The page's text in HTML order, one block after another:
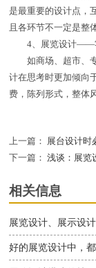
是最重要的设计点，
且各环节不一定是整
4、展览设计——
如商场、超市、专
计在思考时更加倾向
费，陈列形式，整体
上一篇：
展台设计时
下一篇： 浅谈：展览
相关信息
展览设计、展示设
好的展览设计中，